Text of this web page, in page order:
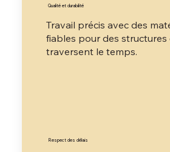
Qualité et durabilité
Travail précis avec des
fiables pour des structures
traversent le temps.
Respect des délais